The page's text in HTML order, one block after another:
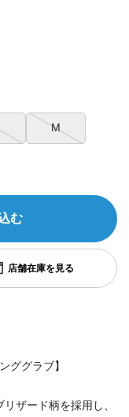
M
む
ググラブ】
ザード柄を採用し、